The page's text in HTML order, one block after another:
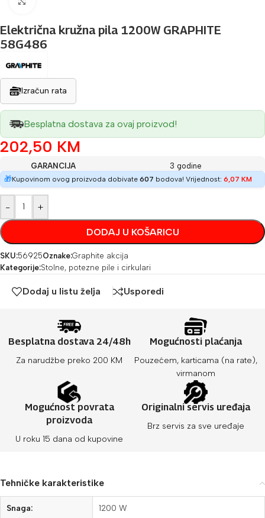
Električna kružna pila 1200W GRAPHITE
58G486
Izračun rata
Besplatna dostava za ovaj proizvod!
202,50 KM
GARANCIJA
3 godine
🎁Kupovinom ovog proizvoda dobivate 607 bodova! Vrijednost: 6,07 KM
- +
DODAJ U KOŠARICU
SKU:56925Oznake:Graphite akcija
Kategorije:Stolne, potezne pile i cirkulari
Dodaj u listu želja Usporedi
Besplatna dostava 24/48h
Za narudžbe preko 200 KM
Mogućnosti plaćanja
Pouzećem, karticama (na rate),
virmanom
Mogućnost povrata
proizvoda
U roku 15 dana od kupovine
Originalni servis uređaja
Brz servis za sve uređaje
Tehničke karakteristike
Snaga: 1200 W